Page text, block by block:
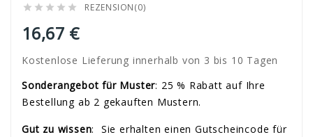
     REZENSION(0)
16,67 €
Kostenlose Lieferung innerhalb von 3 bis 10 Tagen
Sonderangebot für Muster: 25 % Rabatt auf Ihre
Bestellung ab 2 gekauften Mustern.
Gut zu wissen:
Sie erhalten einen Gutscheincode für